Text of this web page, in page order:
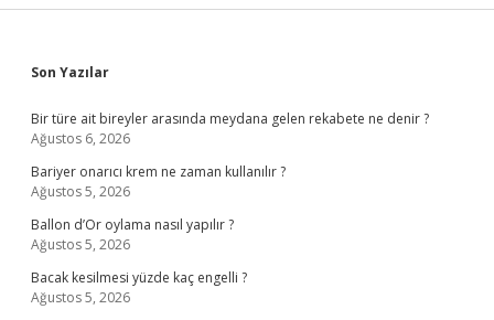
Sidebar
Son Yazılar
Bir türe ait bireyler arasında meydana gelen rekabete ne denir ?
Ağustos 6, 2026
Bariyer onarıcı krem ne zaman kullanılır ?
Ağustos 5, 2026
Ballon d’Or oylama nasıl yapılır ?
Ağustos 5, 2026
Bacak kesilmesi yüzde kaç engelli ?
Ağustos 5, 2026